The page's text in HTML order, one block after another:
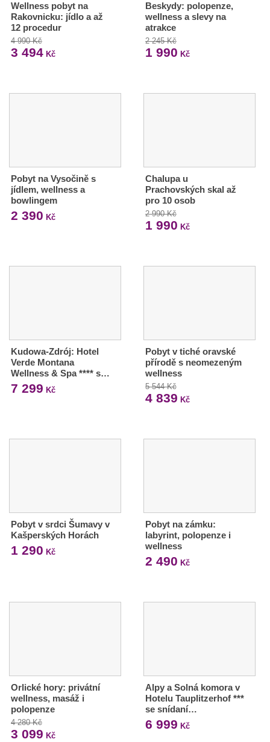
Wellness pobyt na
Rakovnicku: jídlo a až
12 procedur
4 990 Kč
3 494 Kč
Beskydy: polopenze,
wellness a slevy na
atrakce
2 245 Kč
1 990 Kč
Pobyt na Vysočině s
jídlem, wellness a
bowlingem
2 390 Kč
Chalupa u
Prachovských skal až
pro 10 osob
2 990 Kč
1 990 Kč
Kudowa-Zdrój: Hotel
Verde Montana
Wellness & Spa **** s…
7 299 Kč
Pobyt v tiché oravské
přírodě s neomezeným
wellness
5 544 Kč
4 839 Kč
Pobyt v srdci Šumavy v
Kašperských Horách
1 290 Kč
Pobyt na zámku:
labyrint, polopenze i
wellness
2 490 Kč
Orlické hory: privátní
wellness, masáž i
polopenze
4 280 Kč
3 099 Kč
Alpy a Solná komora v
Hotelu Tauplitzerhof ***
se snídaní…
6 999 Kč